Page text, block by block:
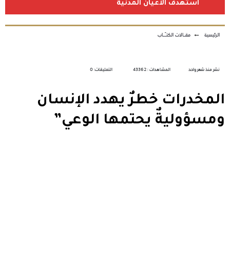
استهدف الأعيان المدنية
الرئيسية ← مقـالات الكتـّـاب
نشر منذ شهر واحد المشاهدات : 43362 التعليقات: 0
المخدرات خطرٌ يهدد الإنسان
ومسؤوليةٌ يحتمها الوعي”